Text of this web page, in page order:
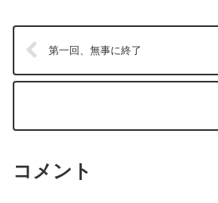
第一回、無事に終了
コメント